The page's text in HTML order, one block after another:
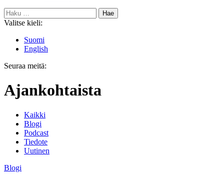
Haku:
Valitse kieli:
Suomi
English
Seuraa meitä:
Ajankohtaista
Kaikki
Blogi
Podcast
Tiedote
Uutinen
Blogi